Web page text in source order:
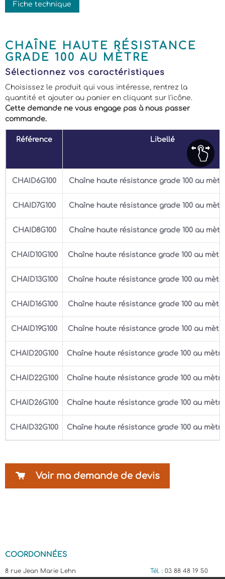
Fiche technique
CHAÎNE HAUTE RÉSISTANCE
GRADE 100 AU MÈTRE
Sélectionnez vos caractéristiques
Choisissez le produit qui vous intéresse, rentrez la
quantité et ajouter au panier en cliquant sur l'icône.
Cette demande ne vous engage pas à nous passer
commande.
Référence Libellé
CHAID6G100 Chaîne haute résistance grade 100 au
CHAID7G100 Chaîne haute résistance grade 100 au
CHAID8G100 Chaîne haute résistance grade 100 au
CHAID10G100 Chaîne haute résistance grade 100 au
CHAID13G100 Chaîne haute résistance grade 100 au
CHAID16G100 Chaîne haute résistance grade 100 au
CHAID19G100 Chaîne haute résistance grade 100 au
CHAID20G100 Chaîne haute résistance grade 100 au
CHAID22G100 Chaîne haute résistance grade 100 au
CHAID26G100 Chaîne haute résistance grade 100 au
CHAID32G100 Chaîne haute résistance grade 100 au
Voir ma demande de devis
COORDONNÉES
8 rue Jean Marie Lehn
Tél. : 03 88 48 19 50